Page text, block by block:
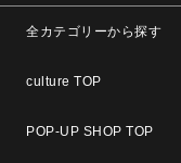
全カテゴリーから探す
culture TOP
POP-UP SHOP TOP